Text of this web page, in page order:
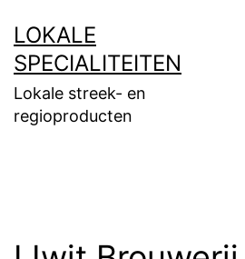
naar
de
inhoud
LOKALE
SPECIALITEITEN
Lokale streek- en
regioproducten